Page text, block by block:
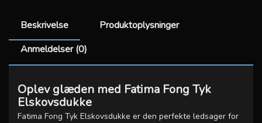
Beskrivelse
Produktoplysninger
Anmeldelser (0)
Oplev glæden med Fatima Fong Tyk
Elskovsdukke
Fatima Fong Tyk Elskovsdukke er den perfekte ledsager for